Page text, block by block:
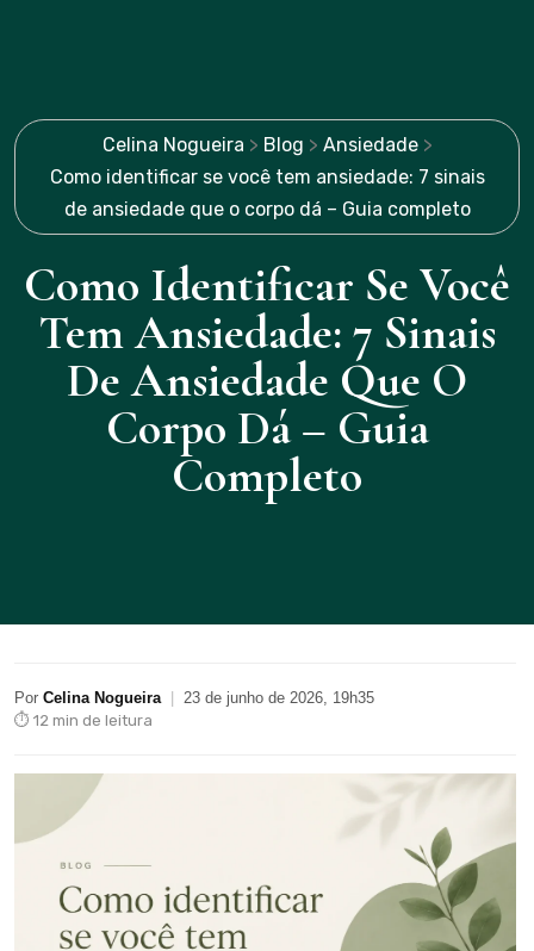
Celina Nogueira > Blog > Ansiedade>
Como identificar se você tem ansiedade: 7 sinais
de ansiedade que o corpo dá – Guia completo
Como Identificar Se Você
Tem Ansiedade: 7 Sinais
De Ansiedade Que O
Corpo Dá – Guia
Completo
Por Celina Nogueira
23 de junho de 2026, 19h35
⏱ 12 min de leitura